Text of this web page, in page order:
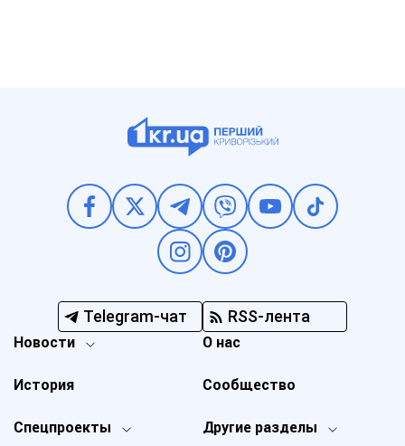
Telegram-чат RSS-лента
Новости
Спецпроекты Другие разделы
История
О нас
Сообщество